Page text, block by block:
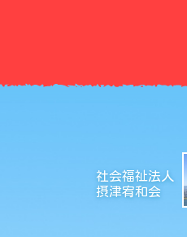
社会福祉法人
摂津宥和会